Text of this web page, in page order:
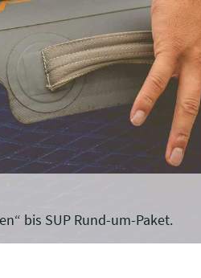
bis SUP Rund-um-Paket.